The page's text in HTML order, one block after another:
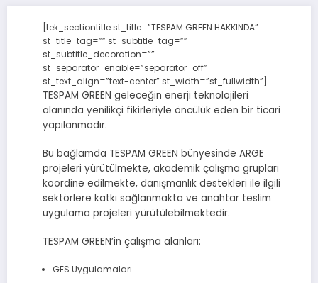
[tek_sectiontitle st_title=”TESPAM GREEN HAKKINDA”
st_title_tag=”” st_subtitle_tag=””
st_subtitle_decoration=””
st_separator_enable=”separator_off”
st_text_align=”text-center” st_width=”st_fullwidth”]
TESPAM GREEN geleceğin enerji teknolojileri
alanında yenilikçi fikirleriyle öncülük eden bir ticari
yapılanmadır.
Bu bağlamda TESPAM GREEN bünyesinde ARGE
projeleri yürütülmekte, akademik çalışma grupları
koordine edilmekte, danışmanlık destekleri ile ilgili
sektörlere katkı sağlanmakta ve anahtar teslim
uygulama projeleri yürütülebilmektedir.
TESPAM GREEN’in çalışma alanları:
GES Uygulamaları